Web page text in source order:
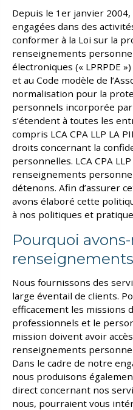
Depuis le 1er janvier
engagées dans des
conformer à la Loi sur la
renseignements
électroniques (« LPRPDE
et au Code modèle de
normalisation pour la
personnels incorporée par
s’étendent à toutes les
compris LCA CPA LLP LA
droits concernant la
personnelles. LCA CPA
renseignements
détenons. Afin d’assurer
avons élaboré cette
à nos politiques et
Pourquoi
Nous fournissons des
large éventail de clients.
efficacement les missions
professionnels et le
mission doivent avoir
renseignements
Dans le cadre de notre
nous produisons
direct concernant nos
nous, pourraient vous